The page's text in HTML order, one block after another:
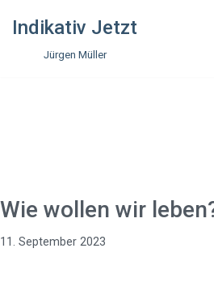
Indikativ Jetzt
Jürgen Müller
Wie wollen wir
11. September 2023